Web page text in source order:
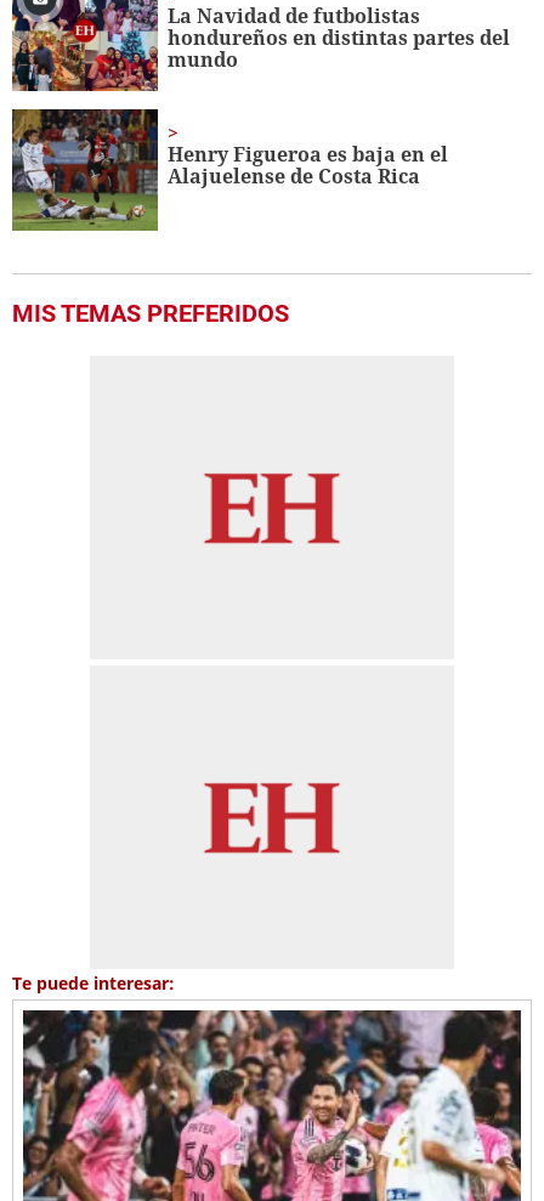
La Navidad de futbolistas
hondureños en distintas partes del
mundo
Henry Figueroa es baja en el
Alajuelense de Costa Rica
MIS TEMAS PREFERIDOS
Te puede interesar: